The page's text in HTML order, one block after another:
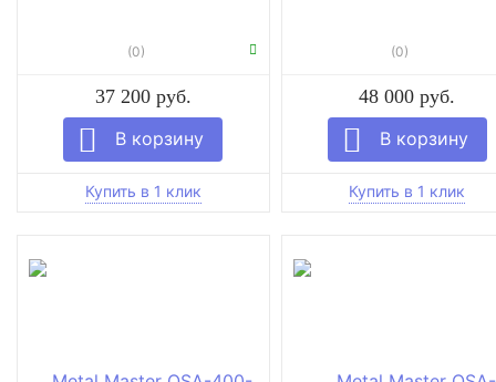
(0)
37 200 руб.
(0)
48 000 руб.